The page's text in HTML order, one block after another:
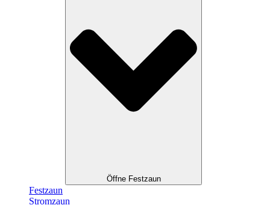
Öffne Festzaun
Festzaun
Stromzaun